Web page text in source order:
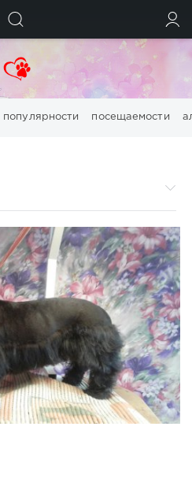
популярности посещаемости